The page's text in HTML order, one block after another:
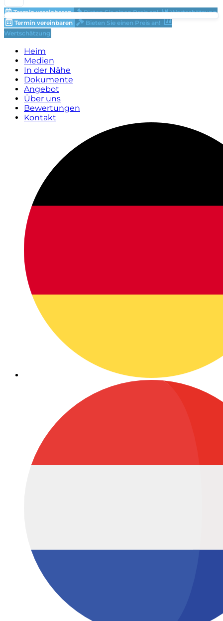
Termin vereinbaren Bieten Sie einen Preis an!
Wertschätzung
Termin vereinbaren
Bieten Sie einen Preis an!
Wertschätzung
Heim
Medien
In der Nähe
Dokumente
Angebot
Über uns
Bewertungen
Kontakt